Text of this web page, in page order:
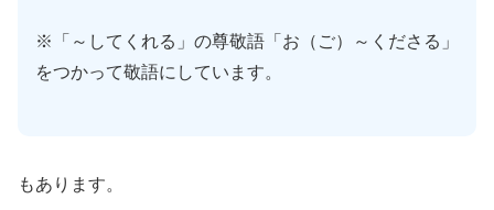
※「～してくれる」の尊敬語「お（ご）～くださる」
をつかって敬語にしています。
もあります。